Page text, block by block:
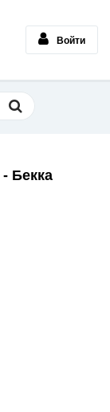
Войти
Бекка